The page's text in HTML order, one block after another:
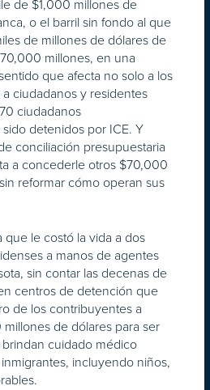
de $1,000 millones de
o el barril sin fondo al que
de millones de dólares de
millones, en una
que afecta no solo a los
ciudadanos y residentes
ciudadanos
detenidos por ICE. Y
conciliación presupuestaria
a concederle otros $70,000
reformar cómo operan sus
que le costó la vida a dos
a manos de agentes
sin contar las decenas de
centros de detención que
de los contribuyentes a
de dólares para ser
cuidado médico
incluyendo niños,